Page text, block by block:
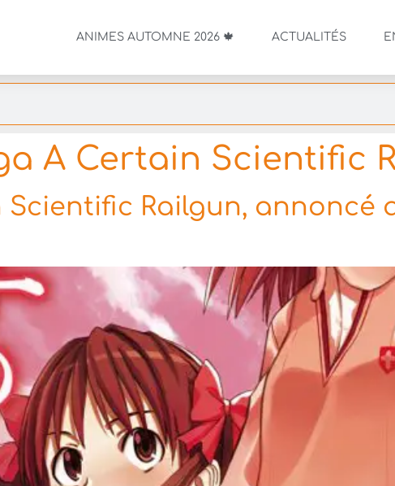
ANIMES AUTOMNE 2026 🍁 ACTUALITÉS
A Certain Scientific
Railgun, annoncé